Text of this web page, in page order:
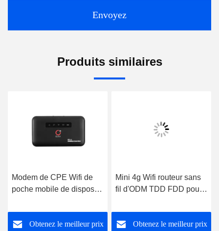
Envoyez
Produits similaires
Modem de CPE Wifi de
poche mobile de dispositif
avec Sim Card Slot
Obtenez le meilleur prix
Mini 4g Wifi routeur sans
fil d'ODM TDD FDD pour
et des Tablettes
Obtenez le meilleur prix